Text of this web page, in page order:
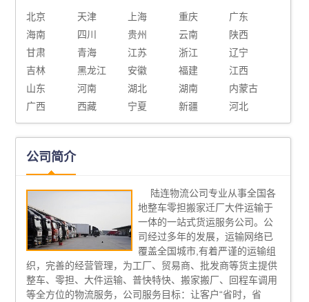
北京 天津 上海 重庆
广东
海南
四川 贵州 云南
陕西
甘肃
青海 江苏 浙江
辽宁
吉林
黑龙江 安徽 福建
江西
山东
河南 湖北 湖南
内蒙古
广西
西藏 宁夏 新疆 河北
公司简介
陆连物流公司专业从事全国各
地整车零担搬家迁厂大件运输于
一体的一站式货运服务公司。公
司经过多年的发展，运输网络已
覆盖全国城市,有着严谨的运输组
织，完善的经营管理，为工厂、贸易商、批发商等货主提供
整车、零担、大件运输、普快特快、搬家搬厂、回程车调用
等全方位的物流服务，公司服务目标：让客户“省时，省